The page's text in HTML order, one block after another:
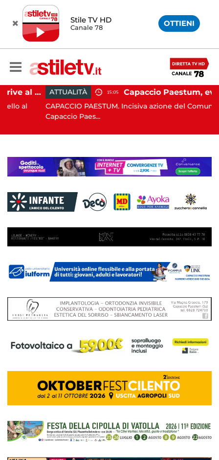
Stile TV HD
Canale 78 OTTIENI
Paestum, Codacons scrive al ministro Giuli: "Rilanciare scavi dell'Anfiteatro nell'area archeologica" ATTUALITÀ 15:05
CAPACCIO PAESTUM. Incisiva azione del Comune di
Capaccio Paes...